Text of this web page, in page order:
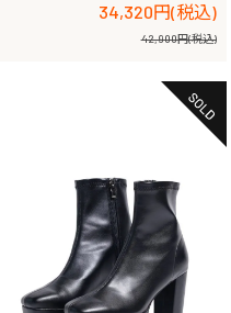
34,320円(税込)
42,900円(税込)